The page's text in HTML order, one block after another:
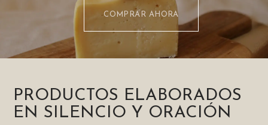
COMPRAR AHO​​​​RA
PRODUCTOS ELABORADOS
EN SILENCIO Y ORACIÓN